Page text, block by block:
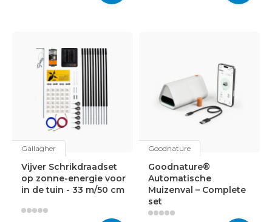
Gallagher
Vijver Schrikdraadset
op zonne-energie voor
in de tuin - 33 m/50 cm
Goodnature
Goodnature®
Automatische
Muizenval – Complete
set